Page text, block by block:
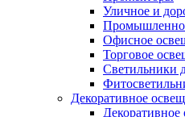
Уличное и
Офисное
Торговое
Светильники
Декоративное
Декоративное